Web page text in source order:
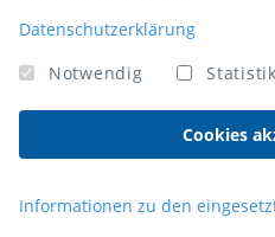
Datenschutzerklärung
Notwendig
Cookies
Informationen zu den